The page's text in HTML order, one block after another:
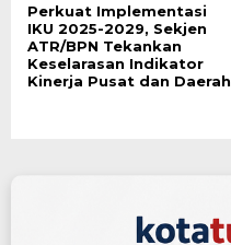
Perkuat Implementasi
IKU 2025-2029, Sekjen
ATR/BPN Tekankan
Keselarasan Indikator
Kinerja Pusat dan Daerah